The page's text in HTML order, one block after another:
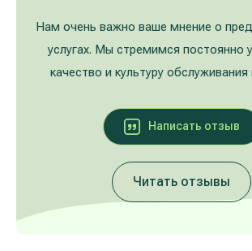
Нам очень важно ваше мнение о
услугах. Мы стремимся постоянно
качество и культуру обслуживания
Написать oтзыв
Читать отзывы
Лечение расширенных вен на ногах
Неврология и психиатрия
Лечение заболеваний уха, горла, носа
Galerija